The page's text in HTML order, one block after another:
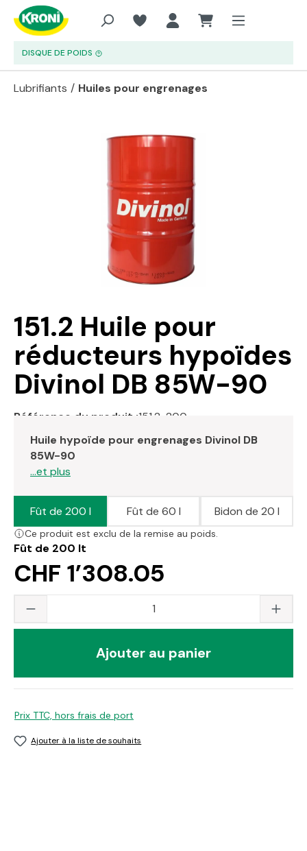
Aller au contenu principal
DISQUE DE POIDS
Lubrifiants / Huiles pour engrenages
Passer la galerie d'images
151.2 Huile pour
réducteurs hypoïdes
Divinol DB 85W-90
Référence du produit :151.2-200
Huile hypoïde pour engrenages Divinol DB
85W-90
...et plus
Fût de 200 lt
CHF 1’308.05
Ce produit est exclu de la remise au poids.
Fût de 200 l Fût de 60 l Bidon de 20 l
Quantité du produit : saisissez la valeur
Ajouter au panier
Prix TTC, hors frais de port
Ajouter à la liste de souhaits